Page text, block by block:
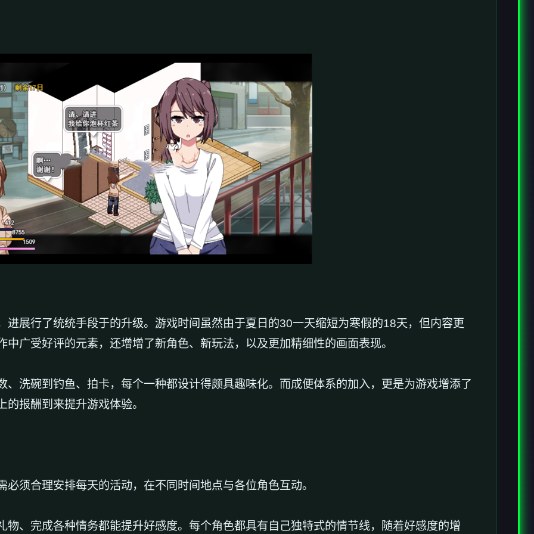
进展行了统统手段于的升级。游戏时间虽然由于夏日的30一天缩短为寒假的18天，但内容更
广受好评的元素，还增增了​​新角色、新玩法​​，以及更加精细性的画面表现。
、洗碗到钓鱼、拍卡，每个一种都设计得颇具趣味化。而​​成便体系的加入​​，更是为游戏增添了
报酬到来提升游戏体验。
须合理安排每天的活动，在不同时间地点与各位角色互动。
物、完成各种情务都能提升好感度。每个角色都具有自己独特式的情节线，随着好感度的增